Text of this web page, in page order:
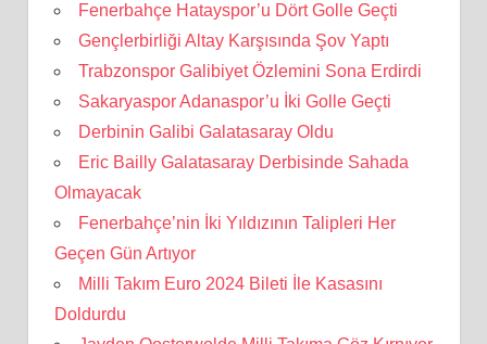
Fenerbahçe Hatayspor’u Dört Golle Geçti
Gençlerbirliği Altay Karşısında Şov Yaptı
Trabzonspor Galibiyet Özlemini Sona Erdirdi
Sakaryaspor Adanaspor’u İki Golle Geçti
Derbinin Galibi Galatasaray Oldu
Eric Bailly Galatasaray Derbisinde Sahada
Olmayacak
Fenerbahçe’nin İki Yıldızının Talipleri Her
Geçen Gün Artıyor
Milli Takım Euro 2024 Bileti İle Kasasını
Doldurdu